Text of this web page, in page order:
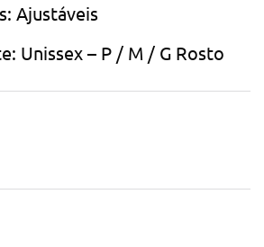
Ajustáveis
Unissex – P / M / G Rosto